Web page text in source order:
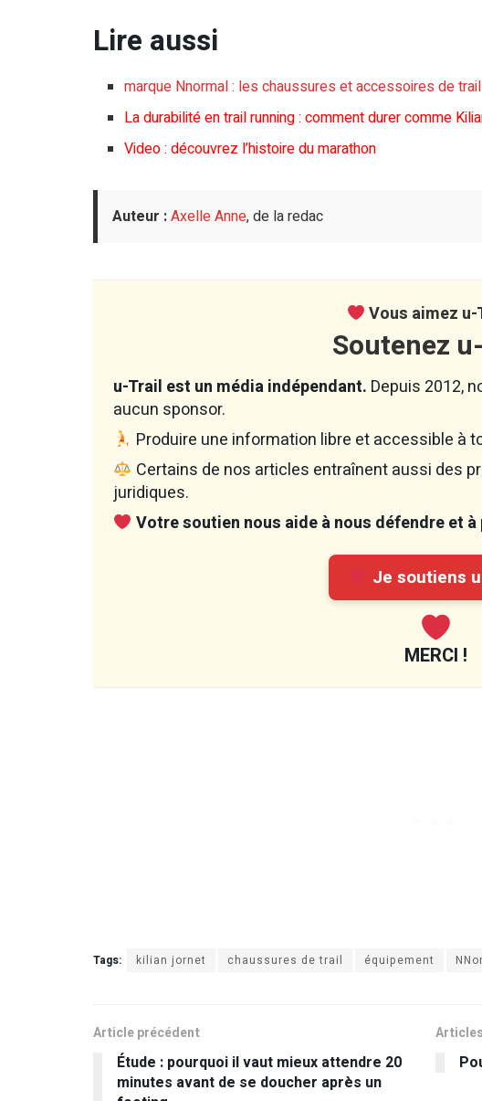
Lire aussi
marque Nnormal : les chaussures et accessoires de
La durabilité en trail running : comment durer comme
Video : découvrez l’histoire du marathon
Auteur :Axelle Anne, de la redac
Vous aimez u-
Soutenez
u-Trail est un média indépendant. Depuis 2012,
aucun sponsor.
Produire une information libre et accessible à
Certains de nos articles entraînent aussi des
juridiques.
Votre soutien nous aide à nous défendre et
Je soutiens
MERCI !
Tags: kilian jornet chaussures de trail équipement
Article précédent
Étude : pourquoi il vaut mieux attendre 20
minutes avant de se doucher après un